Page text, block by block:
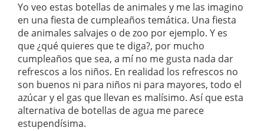
Yo veo estas botellas de animales y me las imagino
en una fiesta de cumpleaños temática. Una fiesta
de animales salvajes o de zoo por ejemplo. Y es
que ¿qué quieres que te diga?, por mucho
cumpleaños que sea, a mí no me gusta nada dar
refrescos a los niños. En realidad los refrescos no
son buenos ni para niños ni para mayores, todo el
azúcar y el gas que llevan es malísimo. Así que esta
alternativa de botellas de agua me parece
estupendísima.